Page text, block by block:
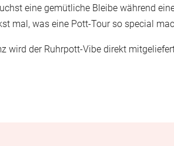
eine gemütliche Bleibe während
mal, was eine Pott-Tour so special
wird der Ruhrpott-Vibe direkt